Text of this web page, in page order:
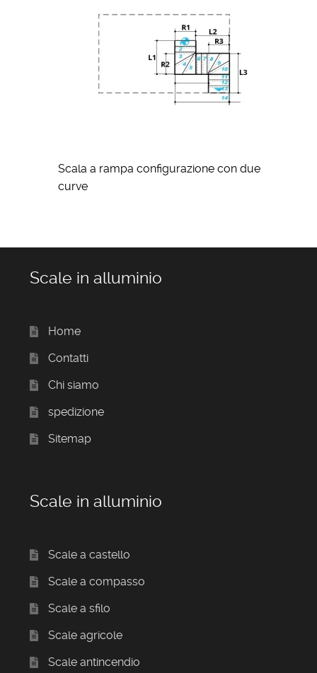
Scala a rampa configurazione con due
curve
Scale in alluminio
Home
Contatti
Chi siamo
spedizione
Sitemap
Scale in alluminio
Scale a castello
Scale a compasso
Scale a sfilo
Scale agricole
Scale antincendio